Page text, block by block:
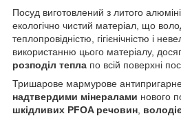
Посуд виготовлений з литого
екологічно чистий матеріал, що
теплопровідністю, гігієнічністю і
використанню цього матеріалу,
розподіл тепла по всій поверхні
Тришарове мармурове
надтвердими мінералами нового
шкідливих PFOA речовин